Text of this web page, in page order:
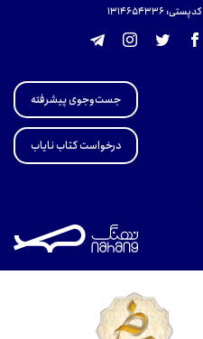
کدپستی: 131465433۶
جست‌وجوی پیشرفته
درخواست کتاب نایاب